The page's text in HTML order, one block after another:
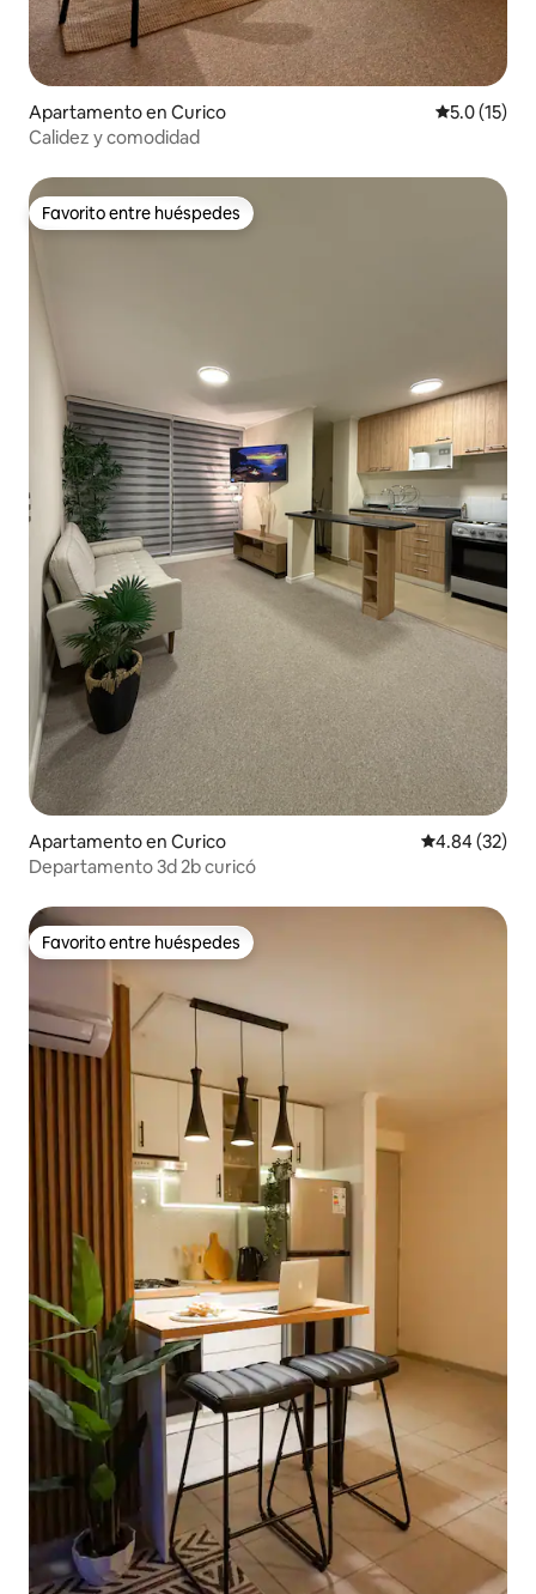
Apartamento en Curico Calificación
5.0 (15)
Calidez y comodidad
Favorito entre huéspedes
Favorito entre huéspedes
Apartamento en Curico Calificación
4.84 (32)
Departamento 3d 2b curicó
Favorito entre huéspedes
Favorito entre huéspedes